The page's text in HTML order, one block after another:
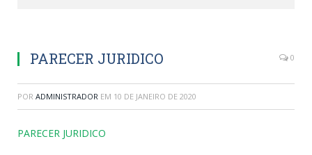
PARECER JURIDICO 0
POR ADMINISTRADOR EM 10 DE JANEIRO DE 2020
PARECER JURIDICO